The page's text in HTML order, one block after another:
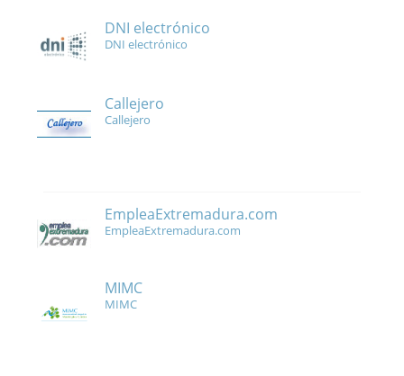
DNI electrónico
DNI electrónico
Callejero
Callejero
EmpleaExtremadura.com
EmpleaExtremadura.com
MIMC
MIMC